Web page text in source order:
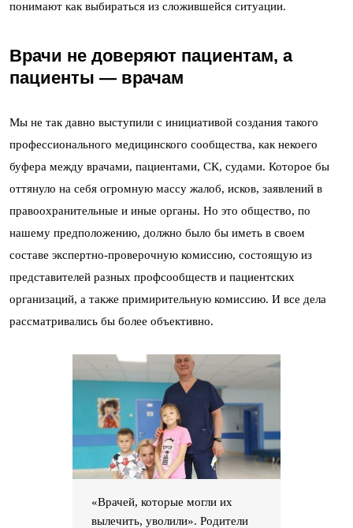
понимают как выбираться из сложившейся ситуации.
Врачи не доверяют пациентам, а
пациенты — врачам
Мы не так давно выступили с инициативой создания такого
профессионального медицинского сообщества, как некоего
буфера между врачами, пациентами, СК, судами. Которое бы
оттянуло на себя огромную массу жалоб, исков, заявлений в
правоохранительные и иные органы. Но это общество, по
нашему предположению, должно было бы иметь в своем
составе экспертно-проверочную комиссию, состоящую из
представителей разных профсообществ и пациентских
организаций, а также примирительную комиссию. И все дела
рассматривались бы более объективно.
«Врачей, которые могли их
вылечить, уволили». Родители